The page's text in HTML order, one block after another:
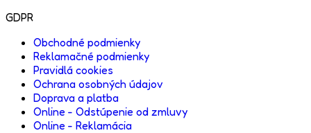
GDPR
Obchodné podmienky
Reklamačné podmienky
Pravidlá cookies
Ochrana osobných údajov
Doprava a platba
Online - Odstúpenie od zmluvy
Online - Reklamácia